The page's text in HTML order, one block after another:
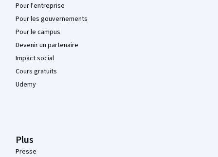
Pour l'entreprise
Pour les gouvernements
Pour le campus
Devenir un partenaire
Impact social
Cours gratuits
Udemy
Plus
Presse